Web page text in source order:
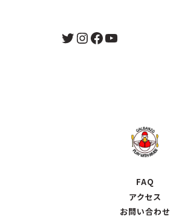
Twitter
Instagram
Facebook
YouTube
FAQ
アクセス
お問い合わせ